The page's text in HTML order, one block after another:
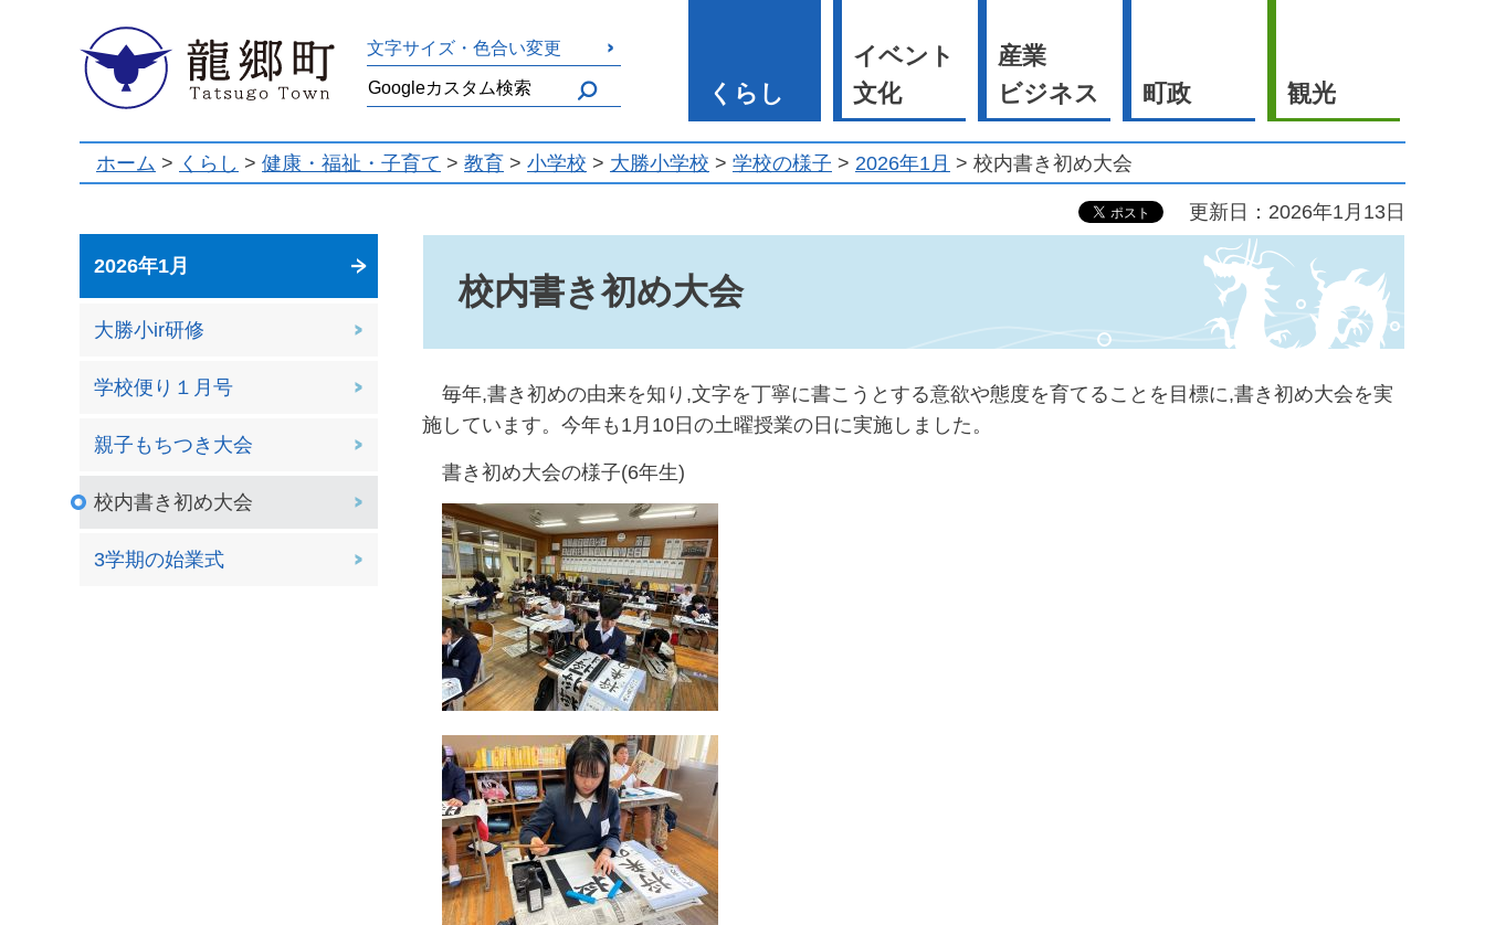
龍郷町 文字サイズ・色合い変更
くらし
イベント
文化
産業
ビジネス
町政 観光
ホーム > くらし > 健康・福祉・子育て > 教育 > 小学校 > 大勝小学校 > 学校の様子 > 2026年1月 > 校内書き初め大会
更新日：2026年1月13日
2026年1月
大勝小ir研修
学校便り１月号
親子もちつき大会
校内書き初め大会
3学期の始業式
校内書き初め大会
毎年,書き初めの由来を知り,文字を丁寧に書こうとする意欲や態度を育てることを目標に,書き初め大会を実
施しています。今年も1月10日の土曜授業の日に実施しました。
書き初め大会の様子(6年生)